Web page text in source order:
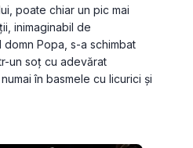
poate chiar un pic mai
inimaginabil de
Popa, s-a schimbat
un soț cu adevărat
în basmele cu licurici și